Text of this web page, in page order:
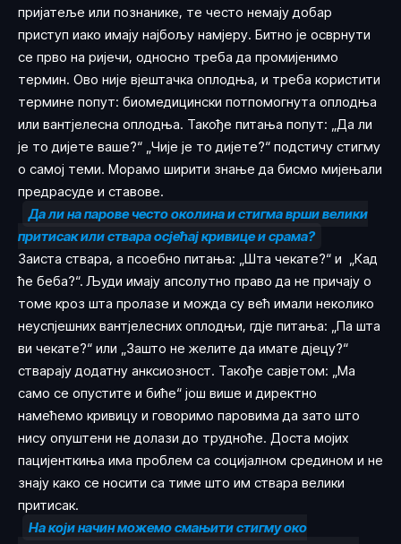
пријатеље или познанике, те често немају добар
приступ иако имају најбољу намјеру. Битно је осврнути
се прво на ријечи, односно треба да промијенимо
термин. Ово није вјештачка оплодња, и треба користити
термине попут: биомедицински потпомогнута оплодња
или вантјелесна оплодња. Такође питања попут: „Да ли
је то дијете ваше?“ „Чије је то дијете?“ подстичу стигму
о самој теми. Морамо ширити знање да бисмо мијењали
предрасуде и ставове.
Да ли на парове често околина и стигма врши велики
притисак или ствара осјећај кривице и срама?
Заиста ствара, а псоебно питања: „Шта чекате?“ и „Кад
ће беба?“. Људи имају апсолутно право да не причају о
томе кроз шта пролазе и можда су већ имали неколико
неуспјешних вантјелесних оплодњи, гдје питања: „Па шта
ви чекате?“ или „Зашто не желите да имате дјецу?“
стварају додатну анксиозност. Такође савјетом: „Ма
само се опустите и биће“ још више и директно
намећемо кривицу и говоримо паровима да зато што
нису опуштени не долази до трудноће. Доста мојих
пацијенткиња има проблем са социјалном средином и не
знају како се носити са тиме што им ствара велики
притисак.
На који начин можемо смањити стигму око